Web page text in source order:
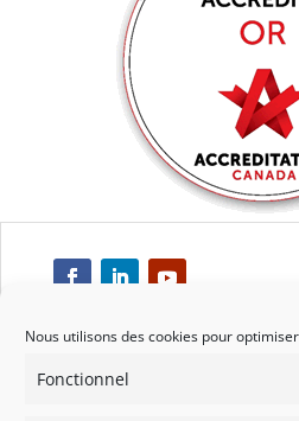
Nous utilisons des cookies pour
Fonctionnel
Respect